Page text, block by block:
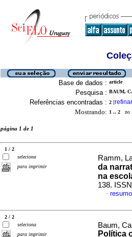
Base de dados : article
Pesquisa : BAUM,
Referências encontradas : 2 [refinar
Mostrando: 1 .. 2 no
página 1 de 1
1 / 2
seleciona
para imprimir
Ramm,
da
na
138.
·
2 / 2
seleciona
para imprimir
Baum,
Política